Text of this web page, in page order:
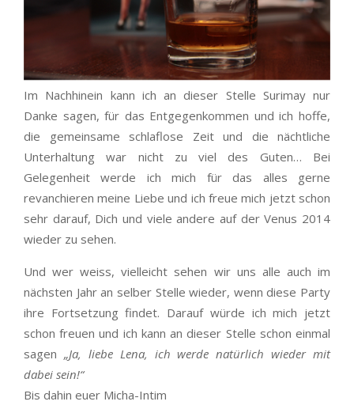
Im Nachhinein kann ich an dieser Stelle Surimay nur
Danke sagen, für das Entgegenkommen und ich hoffe,
die gemeinsame schlaflose Zeit und die nächtliche
Unterhaltung war nicht zu viel des Guten… Bei
Gelegenheit werde ich mich für das alles gerne
revanchieren meine Liebe und ich freue mich jetzt schon
sehr darauf, Dich und viele andere auf der Venus 2014
wieder zu sehen.
Und wer weiss, vielleicht sehen wir uns alle auch im
nächsten Jahr an selber Stelle wieder, wenn diese Party
ihre Fortsetzung findet. Darauf würde ich mich jetzt
schon freuen und ich kann an dieser Stelle schon einmal
sagen „Ja, liebe Lena, ich werde natürlich wieder mit
dabei sein!“
Bis dahin euer Micha-Intim